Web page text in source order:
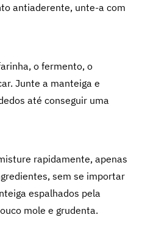
antiaderente, unte-a com
o fermento, o
Junte a manteiga e
até conseguir uma
rapidamente, apenas
sem se importar
espalhados pela
mole e grudenta.